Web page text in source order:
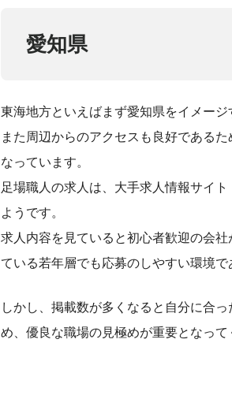
愛知県
東海地方といえばまず愛知県をイメージ
また周辺からのアクセスも良好である
なっています。
足場職人の求人は、大手求人情報サイ
ようです。
求人内容を見ていると初心者歓迎の会
ている若年層でも応募のしやすい環境で
しかし、掲載数が多くなると自分に合
め、優良な職場の見極めが重要となって